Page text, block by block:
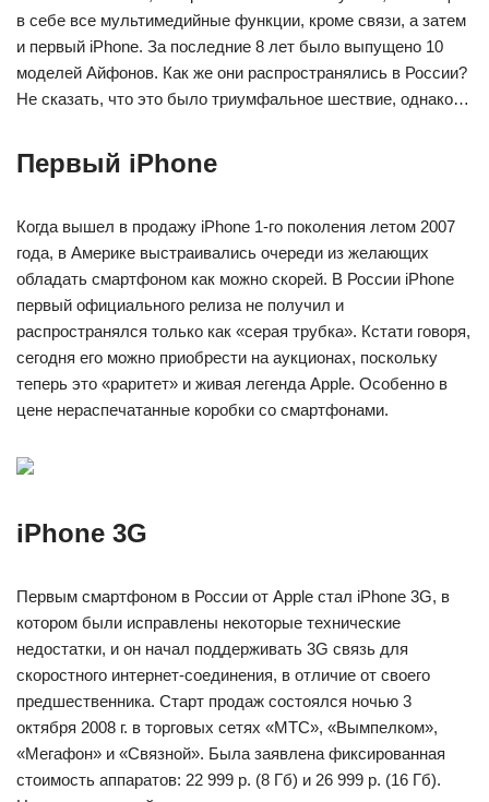
в себе все мультимедийные функции, кроме связи, а затем
и первый iPhone. За последние 8 лет было выпущено 10
моделей Айфонов. Как же они распространялись в России?
Не сказать, что это было триумфальное шествие, однако…
Первый iPhone
Когда вышел в продажу iPhone 1-го поколения летом 2007
года, в Америке выстраивались очереди из желающих
обладать смартфоном как можно скорей. В России iPhone
первый официального релиза не получил и
распространялся только как «серая трубка». Кстати говоря,
сегодня его можно приобрести на аукционах, поскольку
теперь это «раритет» и живая легенда Apple. Особенно в
цене нераспечатанные коробки со смартфонами.
iPhone 3G
Первым смартфоном в России от Apple стал iPhone 3G, в
котором были исправлены некоторые технические
недостатки, и он начал поддерживать 3G связь для
скоростного интернет-соединения, в отличие от своего
предшественника. Старт продаж состоялся ночью 3
октября 2008 г. в торговых сетях «МТС», «Вымпелком»,
«Мегафон» и «Связной». Была заявлена фиксированная
стоимость аппаратов: 22 999 р. (8 Гб) и 26 999 р. (16 Гб).